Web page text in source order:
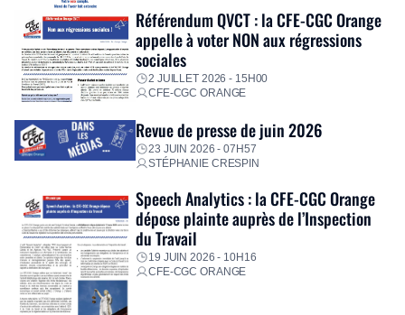
Référendum QVCT : la CFE-CGC Orange
appelle à voter NON aux régressions
sociales
2 JUILLET 2026 - 15H00
CFE-CGC ORANGE
Revue de presse de juin 2026
23 JUIN 2026 - 07H57
STÉPHANIE CRESPIN
Speech Analytics : la CFE-CGC Orange
dépose plainte auprès de l’Inspection
du Travail
19 JUIN 2026 - 10H16
CFE-CGC ORANGE